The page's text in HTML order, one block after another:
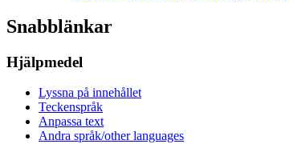
Snabblänkar
Hjälpmedel
Lyssna på innehållet
Teckenspråk
Anpassa text
Andra språk/other languages